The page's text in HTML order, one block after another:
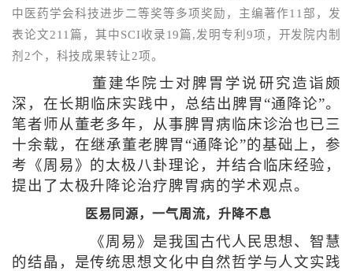
中医药学会科技进步二等奖等多项奖励，主编著作11部，发
表论文211篇，其中SCI收录19篇,发明专利9项，开发院内制
剂2个，科技成果转让2项。
董建华院士对脾胃学说研究造诣颇
深，在长期临床实践中，总结出脾胃“通降论”。
笔者师从董老多年，从事脾胃病临床诊治也已三
十余载，在继承董老脾胃“通降论”的基础上，参
考《周易》的太极八卦理论，并结合临床经验，
提出了太极升降论治疗脾胃病的学术观点。
医易同源，一气周流，升降不息
《周易》是我国古代人民思想、智慧
的结晶，是传统思想文化中自然哲学与人文实践